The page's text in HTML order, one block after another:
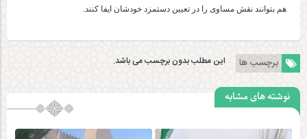
هم بتوانند نقش مساوی را در تعیین دستمزد خودشان ایفا کنند.
برچسب ها این مطلب بدون برچسب می باشد.
نوشته های مشابه